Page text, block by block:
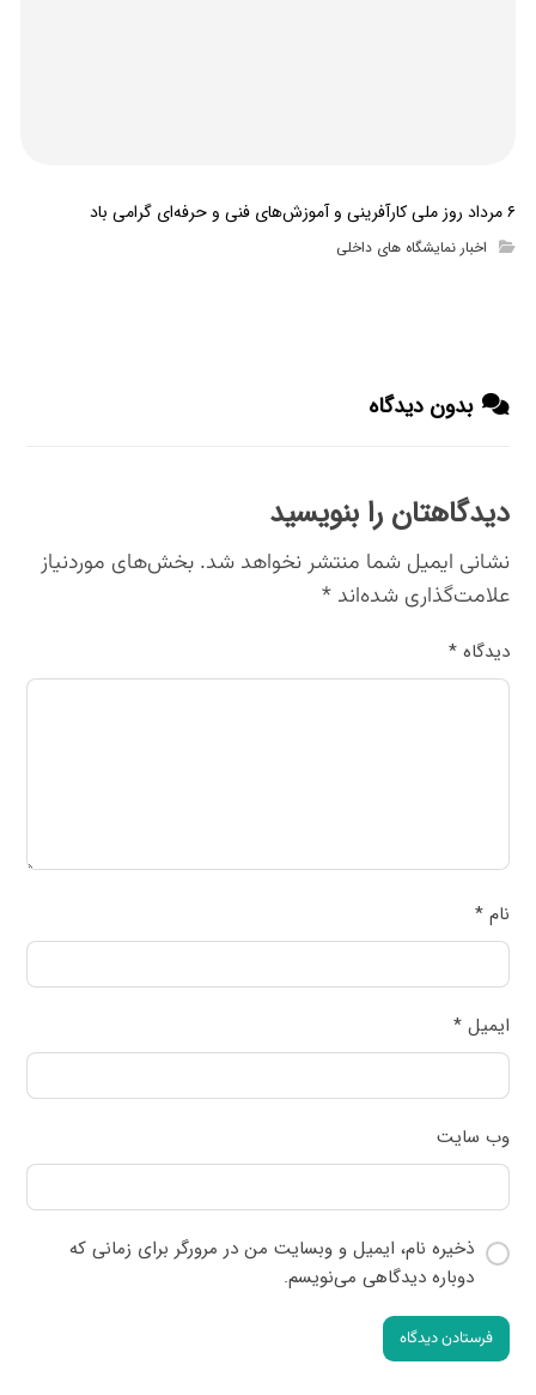
۶ مرداد روز ملی کارآفرینی و آموزش‌های فنی و حرفه‌ای گرامی باد
اخبار نمایشگاه های داخلی
بدون دیدگاه
دیدگاهتان را بنویسید
نشانی ایمیل شما منتشر نخواهد شد. بخش‌های موردنیاز
علامت‌گذاری شده‌اند*
دیدگاه*
نام*
ایمیل*
وب‌ سایت
ذخیره نام، ایمیل و وبسایت من در مرورگر برای زمانی که
دوباره دیدگاهی می‌نویسم.
فرستادن دیدگاه